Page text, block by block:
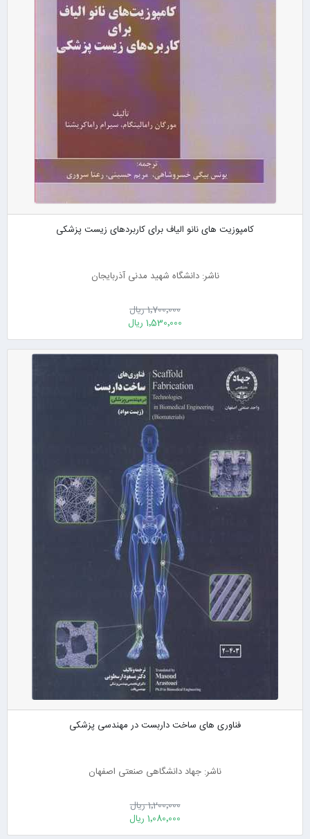
کامپوزیت های نانو الیاف برای کاربردهای زیست پزشکی
ناشر: دانشگاه شهید مدنی آذربایجان
1٬700٬000 ریال
1٬530٬000 ریال
فناوری های ساخت داربست در مهندسی پزشکی
ناشر: جهاد دانشگاهی صنعتی اصفهان
1٬200٬000 ریال
1٬080٬000 ریال